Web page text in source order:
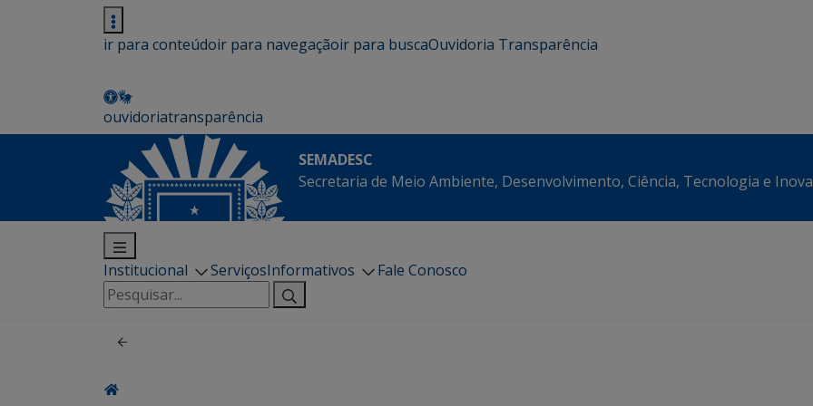
ir para conteúdoir para navegaçãoir para buscaOuvidoria Transparência
ouvidoriatransparência
SEMADESC
Secretaria de Meio Ambiente, Desenvolvimento, Ciência, Tecnologia e
Institucional ServiçosInformativos
Fale Conosco
Pesquisar
por: